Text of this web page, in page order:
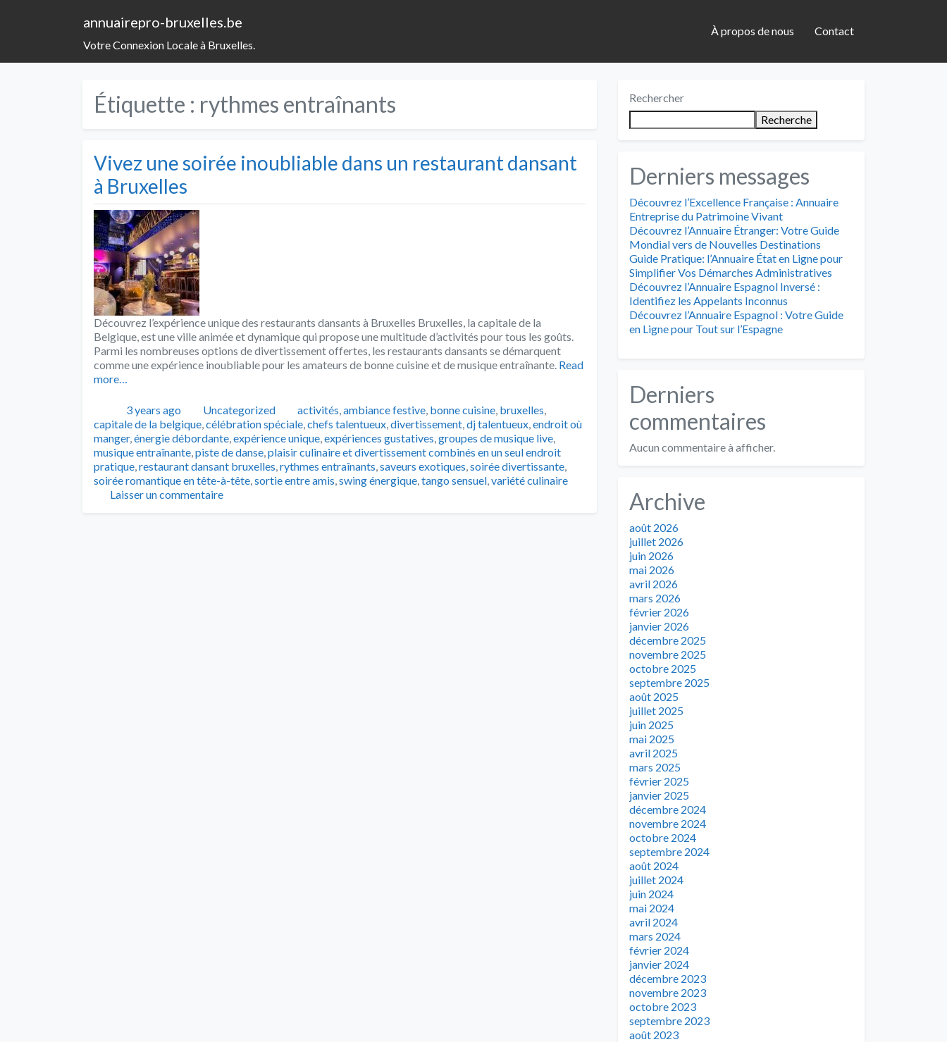
annuairepro-bruxelles.be
Votre Connexion Locale à Bruxelles.
À propos de nous Contact
Étiquette : rythmes entraînants
Vivez une soirée inoubliable dans un restaurant dansant
à Bruxelles
Découvrez l’expérience unique des restaurants dansants à Bruxelles Bruxelles, la capitale de la
Belgique, est une ville animée et dynamique qui propose une multitude d’activités pour tous les goûts.
Parmi les nombreuses options de divertissement offertes, les restaurants dansants se démarquent
comme une expérience inoubliable pour les amateurs de bonne cuisine et de musique entraînante. Read
more…
Publié3 years ago Catégories
Uncategorized Tags
activités,ambiance festive, bonne cuisine, bruxelles,
capitale de la belgique,célébration spéciale,chefs talentueux,divertissement,dj talentueux,endroit où
manger,énergie débordante,expérience unique,expériences gustatives,groupes de musique live,
musique entraînante,piste de danse,plaisir culinaire et divertissement combinés en un seul endroit
pratique,restaurant dansant bruxelles,rythmes entraînants,saveurs exotiques,soirée divertissante,
soirée romantique en tête-à-tête,sortie entre amis,swing énergique,tango sensuel,variété culinaire
Laisser un commentaire
Rechercher
Recherche
Derniers messages
Découvrez l’Excellence Française : Annuaire
Entreprise du Patrimoine Vivant
Découvrez l’Annuaire Étranger: Votre Guide
Mondial vers de Nouvelles Destinations
Guide Pratique: l’Annuaire État en Ligne pour
Simplifier Vos Démarches Administratives
Découvrez l’Annuaire Espagnol Inversé :
Identifiez les Appelants Inconnus
Découvrez l’Annuaire Espagnol : Votre Guide
en Ligne pour Tout sur l’Espagne
Derniers
commentaires
Aucun commentaire à afficher.
Archive
août 2026
juillet 2026
juin 2026
mai 2026
avril 2026
mars 2026
février 2026
janvier 2026
décembre 2025
novembre 2025
octobre 2025
septembre 2025
août 2025
juillet 2025
juin 2025
mai 2025
avril 2025
mars 2025
février 2025
janvier 2025
décembre 2024
novembre 2024
octobre 2024
septembre 2024
août 2024
juillet 2024
juin 2024
mai 2024
avril 2024
mars 2024
février 2024
janvier 2024
décembre 2023
novembre 2023
octobre 2023
septembre 2023
août 2023